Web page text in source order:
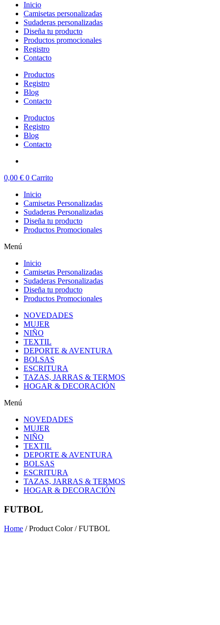
Inicio
Camisetas personalizadas
Sudaderas personalizadas
Diseña tu producto
Productos promocionales
Registro
Contacto
Productos
Registro
Blog
Contacto
Productos
Registro
Blog
Contacto
0,00 € 0 Carrito
Inicio
Camisetas Personalizadas
Sudaderas Personalizadas
Diseña tu producto
Productos Promocionales
Menú
Inicio
Camisetas Personalizadas
Sudaderas Personalizadas
Diseña tu producto
Productos Promocionales
NOVEDADES
MUJER
NIÑO
TEXTIL
DEPORTE & AVENTURA
BOLSAS
ESCRITURA
TAZAS, JARRAS & TERMOS
HOGAR & DECORACIÓN
Menú
NOVEDADES
MUJER
NIÑO
TEXTIL
DEPORTE & AVENTURA
BOLSAS
ESCRITURA
TAZAS, JARRAS & TERMOS
HOGAR & DECORACIÓN
FUTBOL
Home / Product Color / FUTBOL